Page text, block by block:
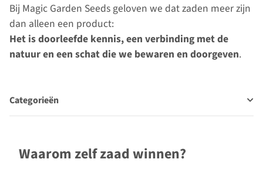
Bij Magic Garden Seeds geloven we dat zaden meer zijn
dan alleen een product:
Het is doorleefde kennis, een verbinding met de
natuur en een schat die we bewaren en doorgeven.
Categorieën
Waarom zelf zaad winnen?